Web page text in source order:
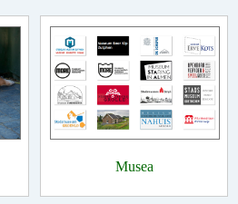
Musea